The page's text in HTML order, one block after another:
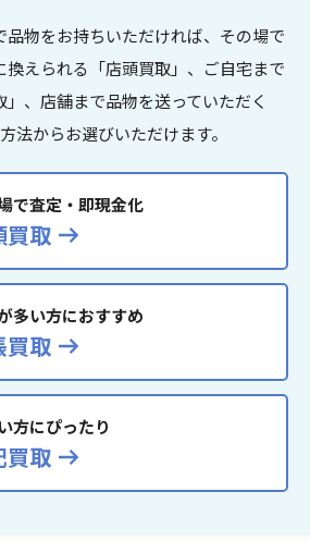
品物をお持ちいただければ、その場で
換えられる「店頭買取」、ご自宅まで
、店舗まで品物を送っていただく
法からお選びいただけます。
で査定・即現金化
買取
多い方におすすめ
買取
方にぴったり
買取